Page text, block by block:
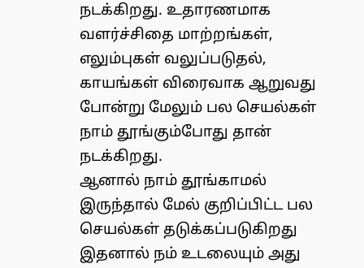
நடக்கிறது. உதாரணமாக
வளர்ச்சிதை மாற்றங்கள்,
எலும்புகள் வலுப்படுதல்,
காயங்கள் விரைவாக ஆறுவது
போன்று மேலும் பல செயல்கள்
நாம் தூங்கும்போது தான்
நடக்கிறது.
ஆனால் நாம் தூங்காமல்
இருந்தால் மேல் குறிப்பிட்ட பல
செயல்கள் தடுக்கப்படுகிறது
இதனால் நம் உடலையும் அது